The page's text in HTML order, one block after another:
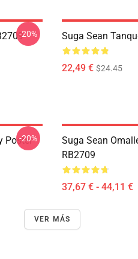
-20% Suga Sean
22,49 € $24.45
Poster
-20%
Suga Sean
RB2709
37,67 € - 44,11 €
VER MÁS